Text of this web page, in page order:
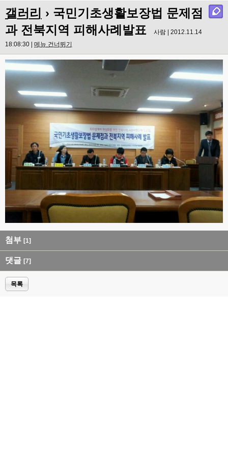
갤러리 › 국민기초생활보장법 문제점
과 전북지역 피해사례발표
사람 | 2012.11.14
18:08:30 | 메뉴 건너뛰기
첨부 [1]
댓글 [7]
목록